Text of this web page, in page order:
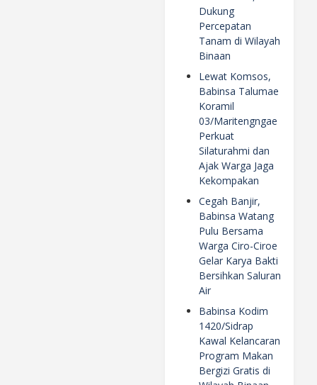
Dukung
Percepatan
Tanam di Wilayah
Binaan
Lewat Komsos,
Babinsa Talumae
Koramil
03/Maritengngae
Perkuat
Silaturahmi dan
Ajak Warga Jaga
Kekompakan
Cegah Banjir,
Babinsa Watang
Pulu Bersama
Warga Ciro-Ciroe
Gelar Karya Bakti
Bersihkan Saluran
Air
Babinsa Kodim
1420/Sidrap
Kawal Kelancaran
Program Makan
Bergizi Gratis di